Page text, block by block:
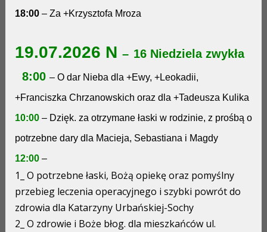
18:00 – Za +Krzysztofa Mroza
19.07.2026 N – 16 Niedziela zwykła
8:00 – O dar Nieba dla +Ewy, +Leokadii,
+Franciszka Chrzanowskich oraz dla +Tadeusza Kulika
10:00 – Dzięk. za otrzymane łaski w rodzinie, z prośbą o
potrzebne dary dla Macieja, Sebastiana i Magdy
12:00 –
1_ O potrzebne łaski, Bożą opiekę oraz pomyślny
przebieg leczenia operacyjnego i szybki powrót do
zdrowia dla Katarzyny Urbańskiej-Sochy
2_ O zdrowie i Boże błog. dla mieszkańców ul.